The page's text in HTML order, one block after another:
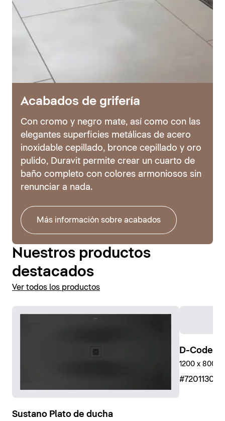
Acabados de grifería
Con cromo y negro mate, así como con las
elegantes superficies metálicas de acero
inoxidable cepillado, bronce cepillado y oro
pulido, Duravit permite crear un cuarto de
baño completo con colores armoniosos sin
renunciar a nada.
Más información sobre acabados
Nuestros productos
destacados
Ver todos los productos
Sustano Plato de ducha
D-Code
1200 x 800